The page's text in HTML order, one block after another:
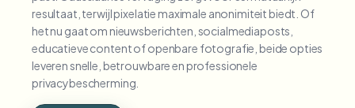
resultaat, terwijl pixelatie maximale anonimiteit biedt. Of
het nu gaat om nieuwsberichten, socialmediaposts,
educatieve content of openbare fotografie, beide opties
leveren snelle, betrouwbare en professionele
privacybescherming.